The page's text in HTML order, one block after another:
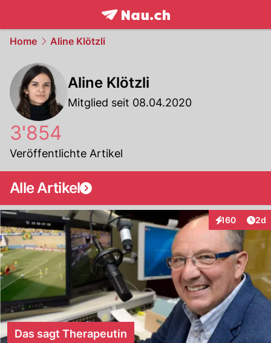
frontpage.NAU.ch
Home Aline Klötzli
Aline Klötzli
Mitglied seit 08.04.2020
3'854
Veröffentlichte Artikel
Alle Artikel
160
Interaktionen
2d
Das sagt Therapeutin